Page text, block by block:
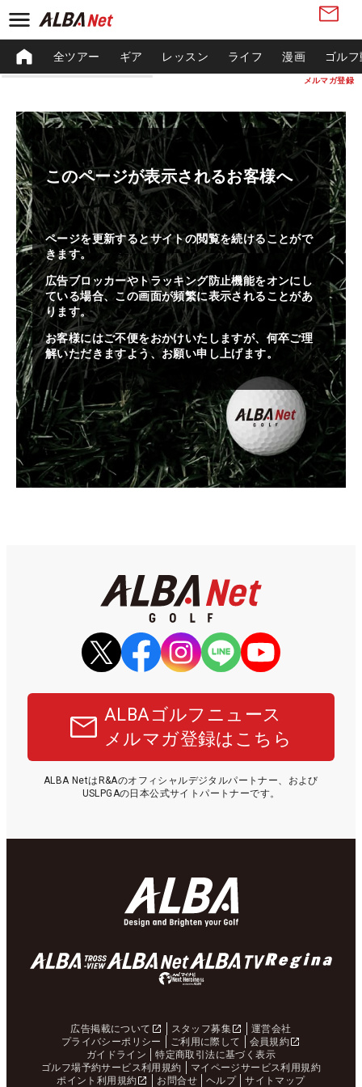
メルマガ登録
全ツアー ギア レッスン ライフ 漫画 ゴル
このページが表示されるお客様へ
ページを更新するとサイトの閲覧を続けることがで
きます。
広告ブロッカーやトラッキング防止機能をオンにし
ている場合、この画面が頻繁に表示されることがあ
ります。
お客様にはご不便をおかけいたしますが、何卒ご理
解いただきますよう、お願い申し上げます。
ALBAゴルフニュース
メルマガ登録はこちら
ALBA NetはR&Aのオフィシャルデジタルパートナー、および
USLPGAの日本公式サイトパートナーです。
広告掲載について スタッフ募集
運営会社
プライバシーポリシー
ご利用に際して
会員規約
ガイドライン
特定商取引法に基づく表示
ゴルフ場予約サービス利用規約
マイページサービス利用規約
ポイント利用規約
お問合せ ヘルプ サイトマップ